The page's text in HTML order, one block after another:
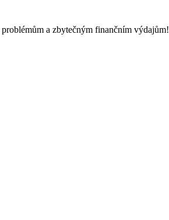
a zbytečným finančním výdajům!